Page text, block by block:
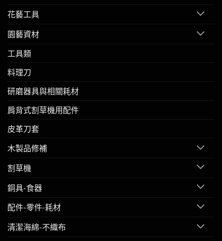
花藝工具
園藝資材
工具類
料理刀
研磨器具與相關耗材
肩背式割草機用配件
皮革刀套
木製品修補
割草機
銅具-食器
配件-零件-耗材
清潔海綿-不織布